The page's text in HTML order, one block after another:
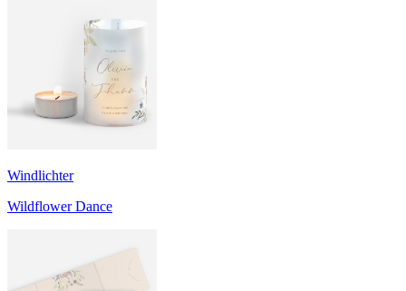
Windlichter
Wildflower Dance